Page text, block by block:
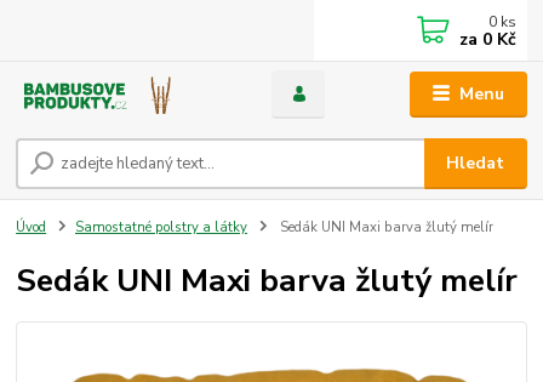
Menu
Hledat
0 ks
za 0 Kč
Úvod Samostatné polstry a látky Sedák UNI Maxi barva žlutý melír
Sedák UNI Maxi barva žlutý melír